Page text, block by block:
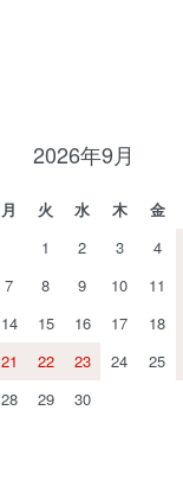
2026年9月
月 火 水 木
金
1
2 3
4
7 8 9 10
11
14 15 16 17
18
21 22 23 24
25
28 29 30